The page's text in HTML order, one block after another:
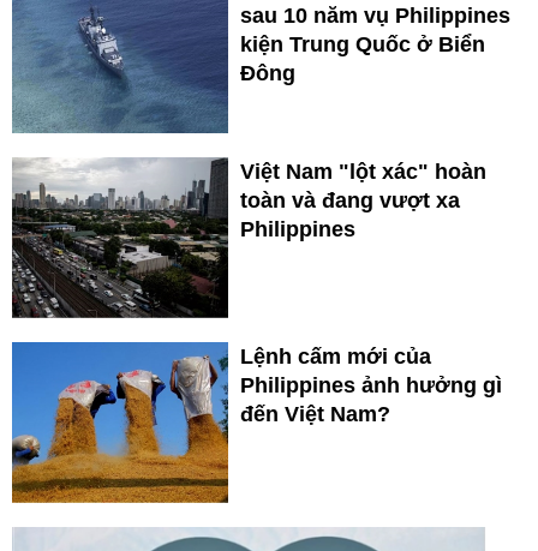
sau 10 năm vụ Philippines
kiện Trung Quốc ở Biển
Đông
Việt Nam "lột xác" hoàn
toàn và đang vượt xa
Philippines
Lệnh cấm mới của
Philippines ảnh hưởng gì
đến Việt Nam?